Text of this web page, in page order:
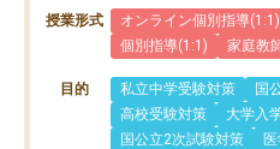
授業形式 オンライン個別指導(1:1)
個別指導(1:1)
家庭教
目的 私立中学受験対策
国
高校受験対策
大学入
国公立2次試験対策